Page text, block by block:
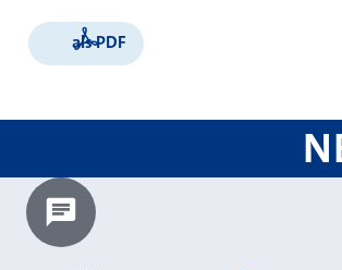
als PDF
Chatbot laden?